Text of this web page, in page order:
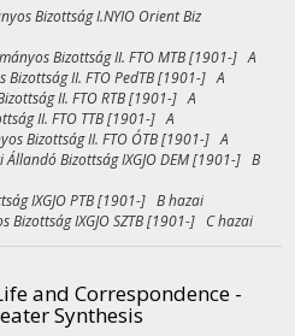
Bizottság I.NYIO Orient Biz
Bizottság II. FTO MTB [1901-] A
II. FTO PedTB [1901-] A
II. FTO RTB [1901-] A
II. FTO TTB [1901-] A
Bizottság II. FTO ÓTB [1901-] A
Bizottság IXGJO DEM [1901-] B
IXGJO PTB [1901-] B hazai
Bizottság IXGJO SZTB [1901-] C hazai
and Correspondence -
Synthesis